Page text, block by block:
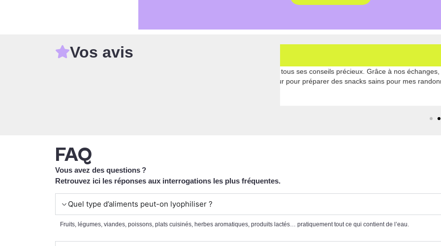
Vos avis
"Initialement, j’ai acheté mon lyophilisateur
découvert que je pouvais également préparer
FAQ
Vous avez des questions ?
Retrouvez ici les réponses aux interrogations les plus fréquentes.
Quel type d’aliments peut-on lyophiliser ?
Fruits, légumes, viandes, poissons, plats cuisinés, herbes aromatiques, produits lactés… pratiquement tout ce qui contient de l’eau.